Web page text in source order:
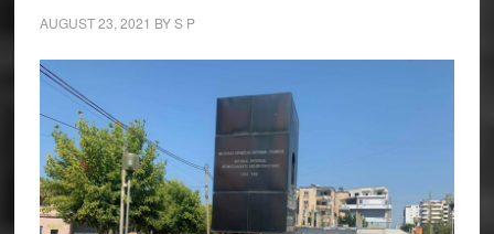
AUGUST 23, 2021 BYS P